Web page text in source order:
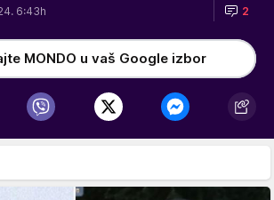
6:43h 2
MONDO u vaš Google izbor